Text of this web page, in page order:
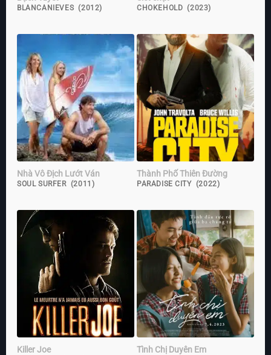
BLANCANIEVES (2012) CHOKEHOLD (2023)
Nhà Vô Địch Lướt Ván
SOUL SURFER (2011)
Thành Phố Thiên Đường
PARADISE CITY (2022)
Killer Joe Tình Chị Duyên Em